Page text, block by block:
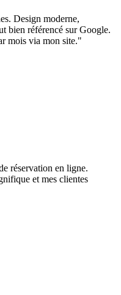
Design moderne,
bien référencé sur Google.
mois via mon site."
réservation en ligne.
et mes clientes